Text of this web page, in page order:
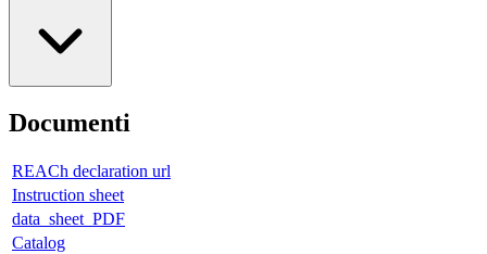
Documenti
REACh declaration url
Instruction sheet
data_sheet_PDF
Catalog